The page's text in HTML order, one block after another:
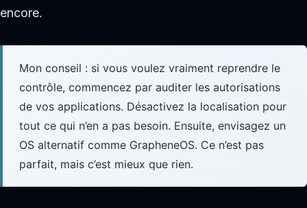
encore.
Mon conseil : si vous voulez vraiment reprendre le
contrôle, commencez par auditer les autorisations
de vos applications. Désactivez la localisation pour
tout ce qui n’en a pas besoin. Ensuite, envisagez un
OS alternatif comme GrapheneOS. Ce n’est pas
parfait, mais c’est mieux que rien.